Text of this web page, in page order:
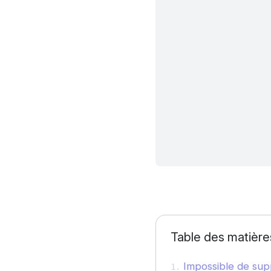
Table des
Impossible de